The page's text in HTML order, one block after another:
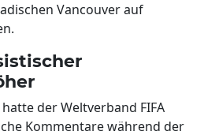
Vancouver auf
der Weltverband FIFA
Kommentare während der